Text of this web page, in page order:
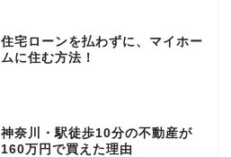
住宅ローンを払わずに、マイホー
ムに住む方法！
神奈川・駅徒歩10分の不動産が
160万円で買えた理由